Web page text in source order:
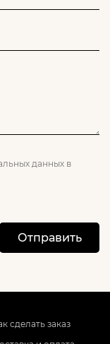
данных в
Отправить
сделать заказ